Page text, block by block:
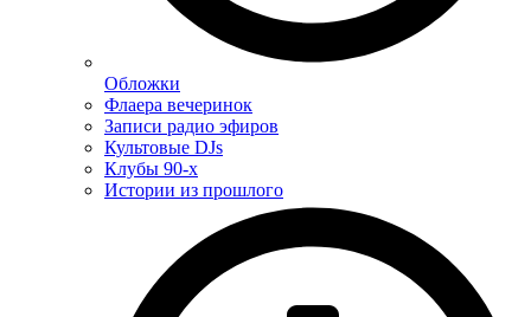
Обложки
Флаера вечеринок
Записи радио эфиров
Культовые DJs
Клубы 90-х
Истории из прошлого